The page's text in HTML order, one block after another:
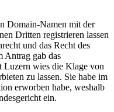
Domain-Namen mit der
Dritten registrieren lassen
und das Recht des
Antrag gab das
Luzern wies die Klage von
zu lassen. Sie habe im
erworben habe, weshalb
ein.